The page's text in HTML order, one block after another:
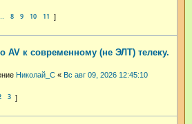
8 9 10 11
AV к современному (не ЭЛТ) телеку.
Николай_С « Вс авг 09, 2026 12:45:10
3